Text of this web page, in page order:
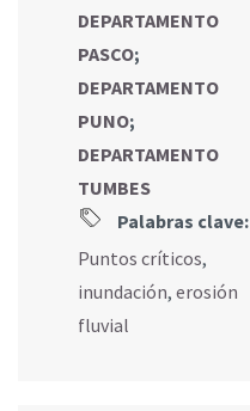
DEPARTAMENTO
PASCO;
DEPARTAMENTO
PUNO;
DEPARTAMENTO
TUMBES
Palabras clave:
Puntos críticos,
inundación, erosión
fluvial